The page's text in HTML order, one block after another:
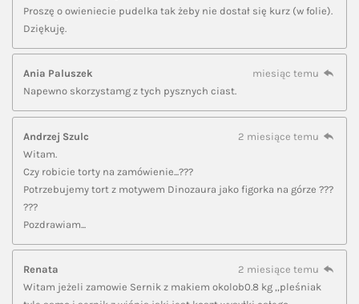
Proszę o owieniecie pudelka tak żeby nie dostał się kurz (w folie).
Dziękuję.
Ania Paluszek
miesiąc temu
Napewno skorzystamg z tych pysznych ciast.
Andrzej Szulc
2 miesiące temu
Witam.
Czy robicie torty na zamówienie...???
Potrzebujemy tort z motywem Dinozaura jako figorka na górze ???
???
Pozdrawiam...
Renata
2 miesiące temu
Witam jeżeli zamowie Sernik z makiem okolob0.8 kg ,,pleśniak